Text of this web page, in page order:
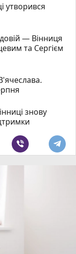
утворився
— Вінниця
та Сергієм
знову